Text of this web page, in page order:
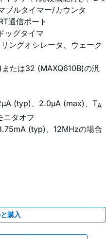
ブルタイマー/カウンタ
通信ポート
ッグタイマ
ングオシレータ、ウェーク
たは32 (MAXQ610B)の汎
(typ)、2.0µA (max)、TA
タオフ
(typ)、12MHzの場合
購入